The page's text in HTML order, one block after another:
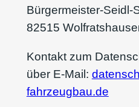
Bürgermeister-Seidl-
82515
Kontakt zum
über E-Mail:
fahrzeugbau.de